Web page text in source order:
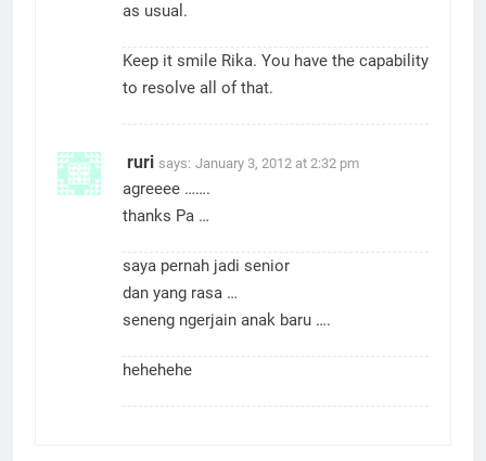
as usual.
Keep it smile Rika. You have the capability
to resolve all of that.
ruri says: January 3, 2012 at 2:32 pm
agreeee …….
thanks Pa …
saya pernah jadi senior
dan yang rasa …
seneng ngerjain anak baru ….
hehehehe